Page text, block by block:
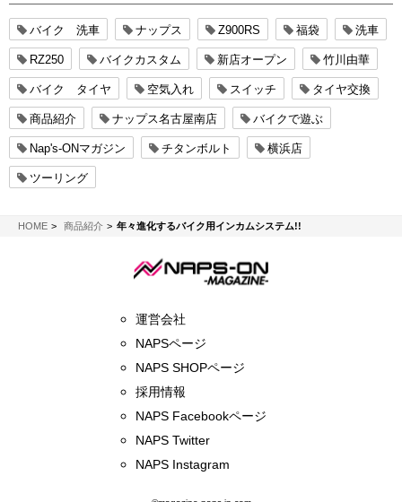
バイク 洗車 ナップス Z900RS 福袋 洗車
RZ250 バイクカスタム 新店オープン 竹川由華
バイク タイヤ 空気入れ スイッチ タイヤ交換
商品紹介 ナップス名古屋南店 バイクで遊ぶ
Nap's-ONマガジン チタンボルト 横浜店
ツーリング
HOMENAPS-ON マガジン
商品紹介 年々進化するバイク用インカムシステム!!
運営会社
NAPSページ
NAPS SHOPページ
採用情報
NAPS Facebookページ
NAPS Twitter
NAPS Instagram